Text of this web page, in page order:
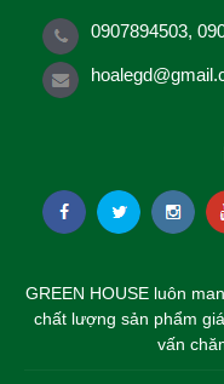
0907894503,
GREEN HOUSE luôn
chất lượng sản phẩm
vấn